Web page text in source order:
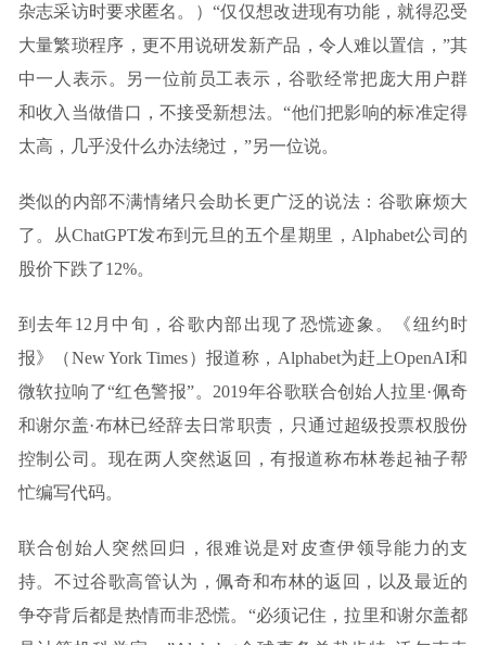
杂志采访时要求匿名。）“仅仅想改进现有功能，就得忍受
大量繁琐程序，更不用说研发新产品，令人难以置信，”其
中一人表示。另一位前员工表示，谷歌经常把庞大用户群
和收入当做借口，不接受新想法。“他们把影响的标准定得
太高，几乎没什么办法绕过，”另一位说。
类似的内部不满情绪只会助长更广泛的说法：谷歌麻烦大
了。从ChatGPT发布到元旦的五个星期里，Alphabet公司的
股价下跌了12%。
到去年12月中旬，谷歌内部出现了恐慌迹象。《纽约时
报》（New York Times）报道称，Alphabet为赶上OpenAI和
微软拉响了“红色警报”。2019年谷歌联合创始人拉里·佩奇
和谢尔盖·布林已经辞去日常职责，只通过超级投票权股份
控制公司。现在两人突然返回，有报道称布林卷起袖子帮
忙编写代码。
联合创始人突然回归，很难说是对皮查伊领导能力的支
持。不过谷歌高管认为，佩奇和布林的返回，以及最近的
争夺背后都是热情而非恐慌。“必须记住，拉里和谢尔盖都